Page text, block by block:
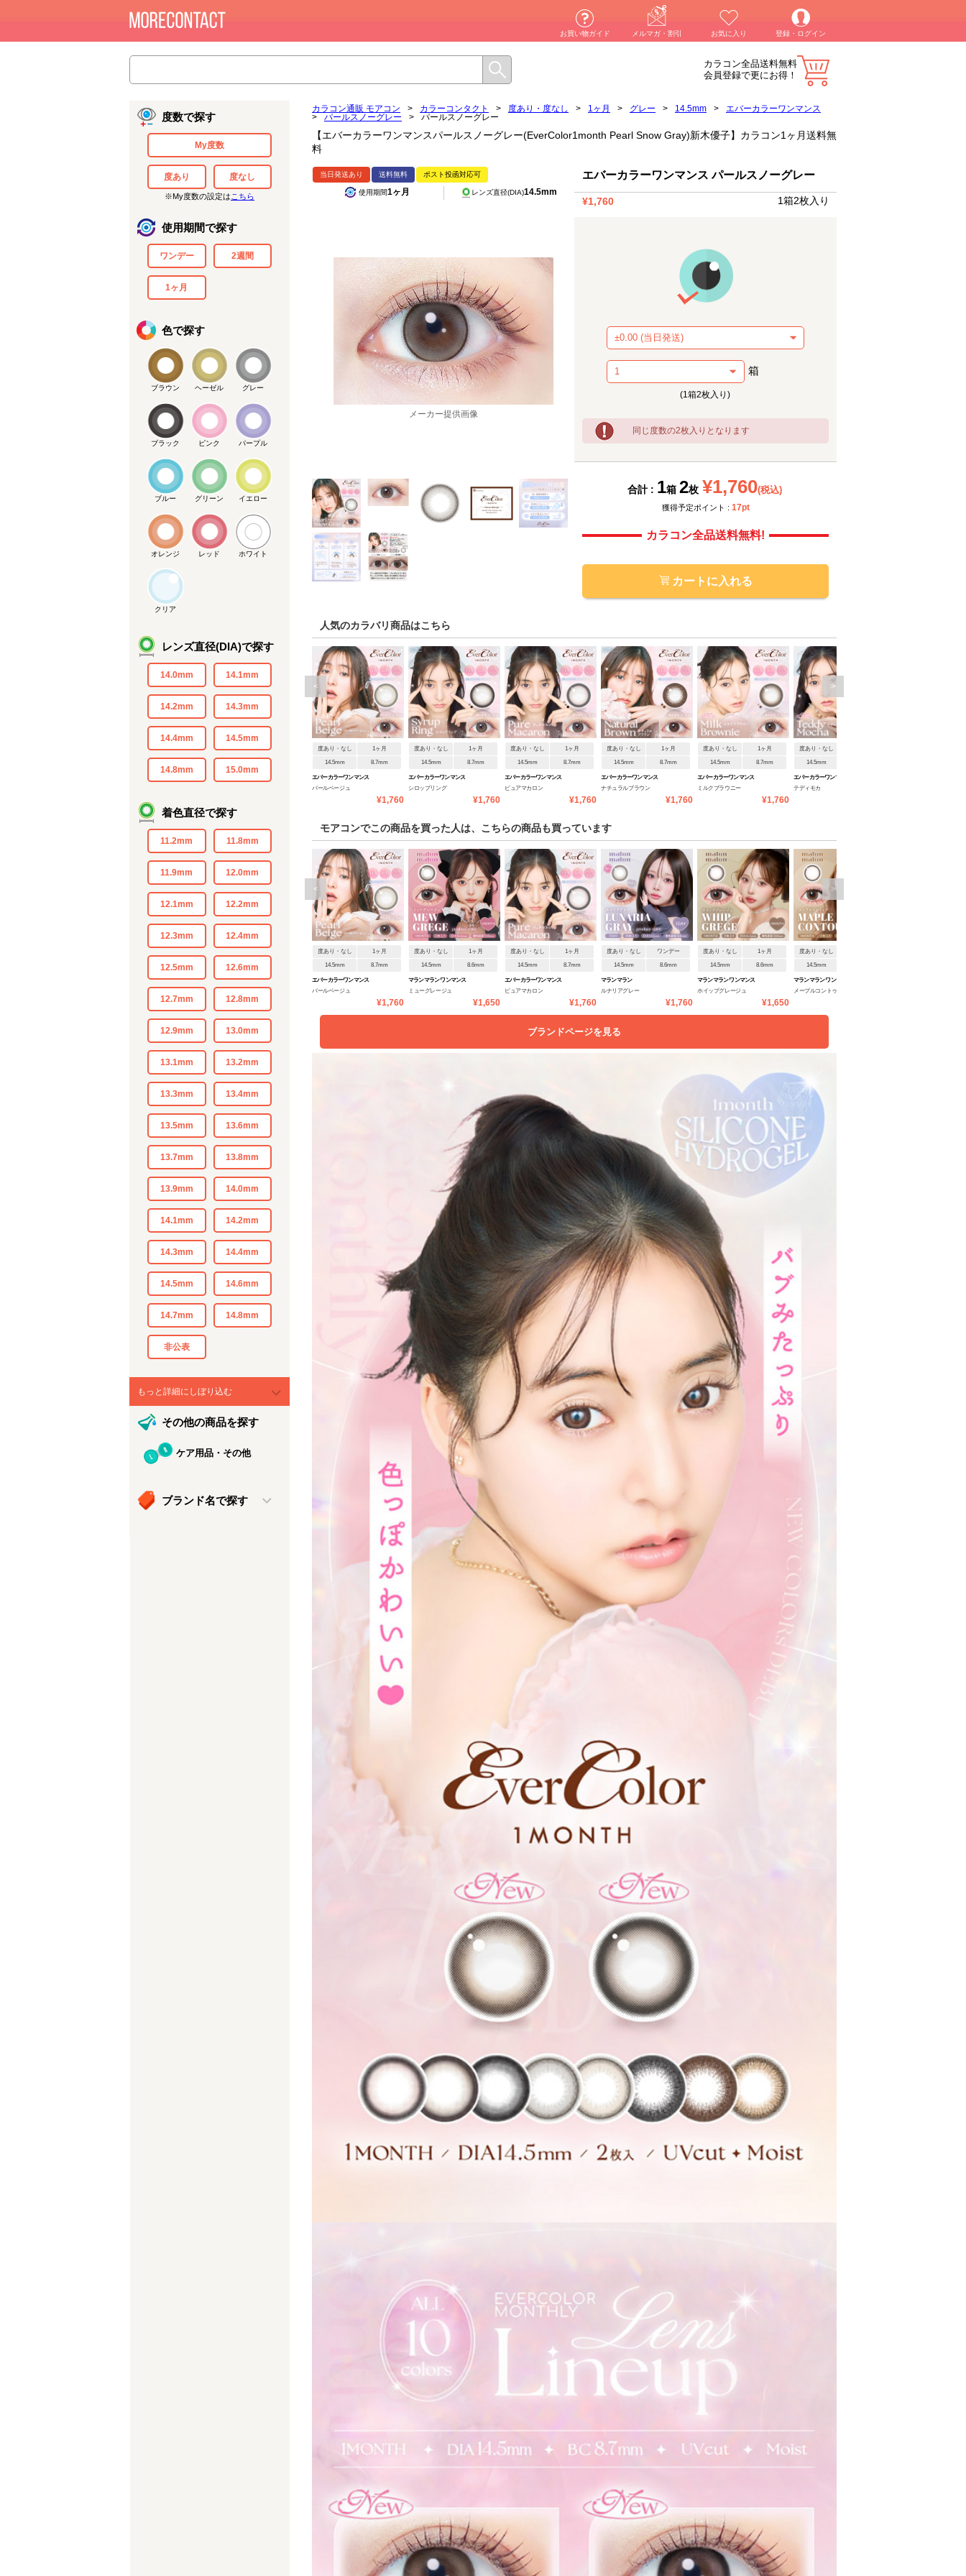
お買い物ガイド メルマガ・割引 お気に入り 登録・ログイン
カラコン全品送料無料
会員登録で更にお得！
度数で探す
My度数
度あり 度なし
※My度数の設定は こちら
使用期間で探す
ワンデー 2週間
1ヶ月
色で探す
ブラウン ヘーゼル グレー
ブラック ピンク パープル
ブルー グリーン イエロー
オレンジ レッド ホワイト
クリア
レンズ直径(DIA)で探す
14.0mm 14.1mm
14.2mm 14.3mm
14.4mm 14.5mm
14.8mm 15.0mm
着色直径で探す
11.2mm 11.8mm
11.9mm 12.0mm
12.1mm 12.2mm
12.3mm 12.4mm
12.5mm 12.6mm
12.7mm 12.8mm
12.9mm 13.0mm
13.1mm 13.2mm
13.3mm 13.4mm
13.5mm 13.6mm
13.7mm 13.8mm
13.9mm 14.0mm
14.1mm 14.2mm
14.3mm 14.4mm
14.5mm 14.6mm
14.7mm 14.8mm
非公表
もっと詳細にしぼり込む
その他の商品を探す
ケア用品・その他
ブランド名で探す
カラコン通販 モアコン > カラーコンタクト > 度あり・度なし > 1ヶ月 > グレー > 14.5mm >
エバーカラーワンマンス
>
パールスノーグレー > パールスノーグレー
【エバーカラーワンマンスパールスノーグレー(EverColor1month Pearl Snow Gray)新木優子】カラコン1ヶ月送料無
料
当日発送あり 送料無料 ポスト投函対応可
使用期間1ヶ月 レンズ直径(DIA)14.5mm
メーカー提供画像
エバーカラーワンマンス パールスノーグレー
¥1,760 1箱2枚入り
箱
(1箱2枚入り)
同じ度数の2枚入りとなります
合計 : 1箱 2枚 ¥1,760(税込)
獲得予定ポイント : 17pt
カラコン全品送料無料!
カートに入れる
人気のカラバリ商品はこちら
度あり・なし 1ヶ月
14.5mm 8.7mm
エバーカラーワンマンス
パールベージュ
¥1,760
度あり・なし 1ヶ月
14.5mm 8.7mm
エバーカラーワンマンス
シロップリング
¥1,760
度あり・なし 1ヶ月
14.5mm 8.7mm
エバーカラーワンマンス
ピュアマカロン
¥1,760
度あり・なし 1ヶ月
14.5mm 8.7mm
エバーカラーワンマンス
ナチュラルブラウン
¥1,760
度あり・なし 1ヶ月
14.5mm 8.7mm
エバーカラーワンマンス
ミルクブラウニー
¥1,760
度あり・なし
14.5mm
エバーカラーワンマンス
テディモカ
< >
モアコンでこの商品を買った人は、こちらの商品も買っています
度あり・なし 1ヶ月
14.5mm 8.7mm
エバーカラーワンマンス
パールベージュ
¥1,760
度あり・なし 1ヶ月
14.5mm 8.6mm
マランマラン ワンマンス
ミューグレージュ
¥1,650
度あり・なし 1ヶ月
14.5mm 8.7mm
エバーカラーワンマンス
ピュアマカロン
¥1,760
度あり・なし ワンデー
14.5mm 8.6mm
マランマラン
ルナリアグレー
¥1,760
度あり・なし 1ヶ月
14.5mm 8.6mm
マランマラン ワンマンス
ホイップグレージュ
¥1,650
度あり・なし
14.5mm
マランマラン ワンマンス
メープルコントゥア
< >
ブランドページを見る